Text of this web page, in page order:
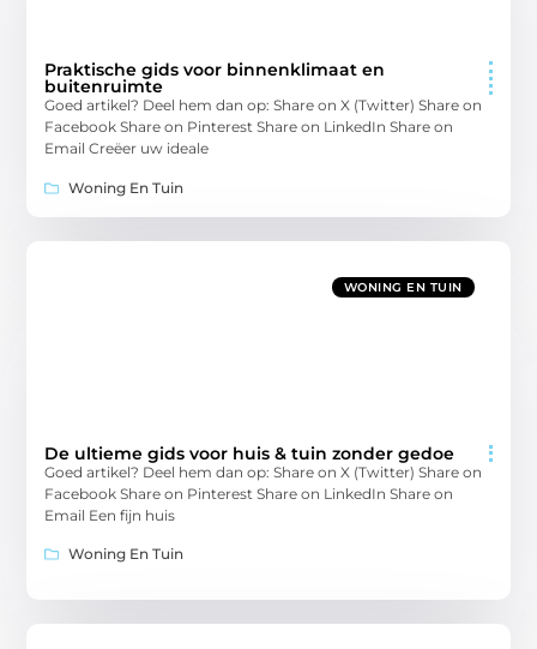
Praktische gids voor binnenklimaat en
buitenruimte
Goed artikel? Deel hem dan op: Share on X (Twitter) Share on
Facebook Share on Pinterest Share on LinkedIn Share on
Email Creëer uw ideale
Woning En Tuin
WONING EN TUIN
De ultieme gids voor huis & tuin zonder gedoe
Goed artikel? Deel hem dan op: Share on X (Twitter) Share on
Facebook Share on Pinterest Share on LinkedIn Share on
Email Een fijn huis
Woning En Tuin